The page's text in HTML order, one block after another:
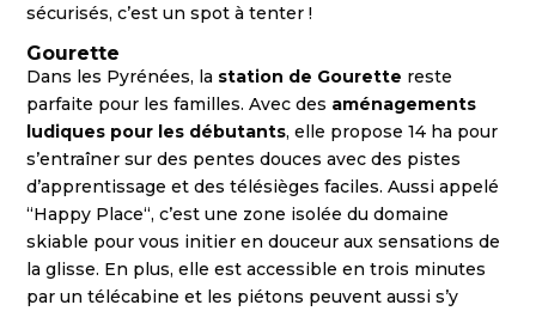
sécurisés, c’est un spot à tenter !
Gourette
Dans les Pyrénées, la station de Gourette reste
parfaite pour les familles. Avec des aménagements
ludiques pour les débutants, elle propose 14 ha pour
s’entraîner sur des pentes douces avec des pistes
d’apprentissage et des télésièges faciles. Aussi appelé
“Happy Place“, c’est une zone isolée du domaine
skiable pour vous initier en douceur aux sensations de
la glisse. En plus, elle est accessible en trois minutes
par un télécabine et les piétons peuvent aussi s’y